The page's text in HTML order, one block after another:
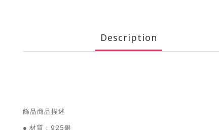
Description
飾品商品描述
● 材質：925銀